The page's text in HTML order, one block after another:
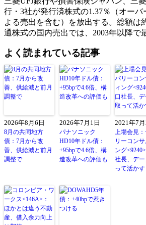
行・3社が発行済株式の1.37％（オーバ
よる売出を含む）を放出する。総額は
通株式の国内売出では、2003年以降で
よく読まれている記事
2026年8月6日
8月の共同地方
債：7月から改
善、供給減と前月
調整で
2026年7月1日
パナソニック
HD10年ドル債：
+95bpで4.6倍、構
造改革への評価も
2021年7月
上場会見
リーコン
ング
社長、デ
って活かす